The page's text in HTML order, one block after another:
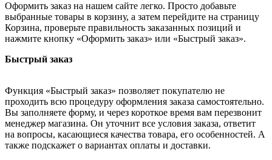
Оформить заказ на нашем сайте легко. Просто добавьте
выбранные товары в корзину, а затем перейдите на страницу
Корзина, проверьте правильность заказанных позиций и
нажмите кнопку «Оформить заказ» или «Быстрый заказ».
Быстрый заказ
Функция «Быстрый заказ» позволяет покупателю не
проходить всю процедуру оформления заказа самостоятельно.
Вы заполняете форму, и через короткое время вам перезвонит
менеджер магазина. Он уточнит все условия заказа, ответит
на вопросы, касающиеся качества товара, его особенностей. А
также подскажет о вариантах оплаты и доставки.